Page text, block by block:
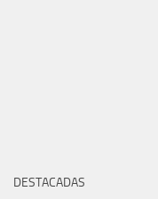
DESTACADAS